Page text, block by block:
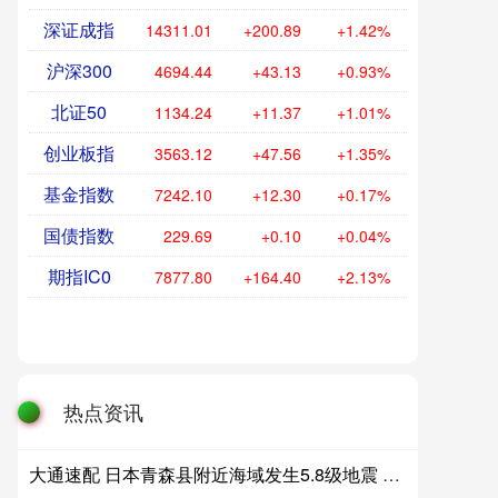
深证成指 14311.01 +200.89 +1.42%
沪深300 4694.44 +43.13 +0.93%
北证50 1134.24 +11.37 +1.01%
创业板指 3563.12 +47.56 +1.35%
基金指数 7242.10 +12.30 +0.17%
国债指数 229.69 +0.10 +0.04%
期指IC0 7877.80 +164.40 +2.13%
热点资讯
大通速配 日本青森县附近海域发生5.8级地震 多地有震感